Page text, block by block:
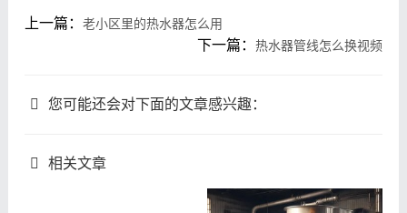
上一篇： 老小区里的热水器怎么用
下一篇：热水器管线怎么换视频
您可能还会对下面的文章感兴趣：
相关文章